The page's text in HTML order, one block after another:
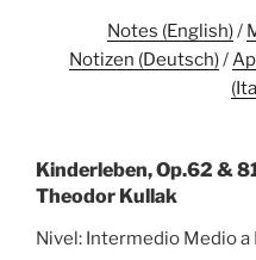
Notes (English)/
Notizen (Deutsch)/
Kinderleben, Op.62 &
Theodor Kullak
Nivel: Intermedio Medio